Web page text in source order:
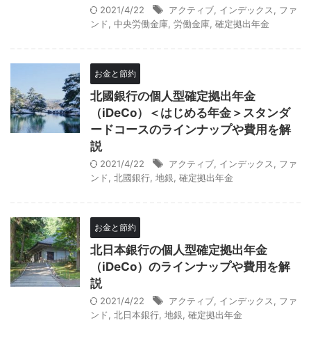
2021/4/22 アクティブ インデックス
ファ
ンド
中央労働金庫 労働金庫 確定拠出年金
お金と節約
北國銀行の個人型確定拠出年金
（iDeCo）＜はじめる年金＞スタンダ
ードコースのラインナップや費用を解
説
2021/4/22 アクティブ インデックス
ファ
ンド
北國銀行 地銀 確定拠出年金
お金と節約
北日本銀行の個人型確定拠出年金
（iDeCo）のラインナップや費用を解
説
2021/4/22 アクティブ インデックス
ファ
ンド
北日本銀行 地銀 確定拠出年金